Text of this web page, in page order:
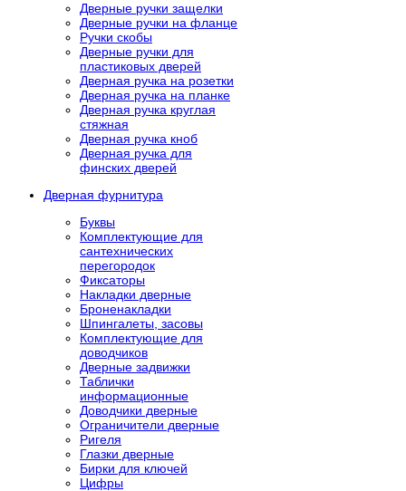
Дверные ручки защелки
Дверные ручки на фланце
Ручки скобы
Дверные ручки для
пластиковых дверей
Дверная ручка на розетки
Дверная ручка на планке
Дверная ручка круглая
стяжная
Дверная ручка кноб
Дверная ручка для
финских дверей
Дверная фурнитура
Буквы
Комплектующие для
сантехнических
перегородок
Фиксаторы
Накладки дверные
Броненакладки
Шпингалеты, засовы
Комплектующие для
доводчиков
Дверные задвижки
Таблички
информационные
Доводчики дверные
Ограничители дверные
Ригеля
Глазки дверные
Бирки для ключей
Цифры